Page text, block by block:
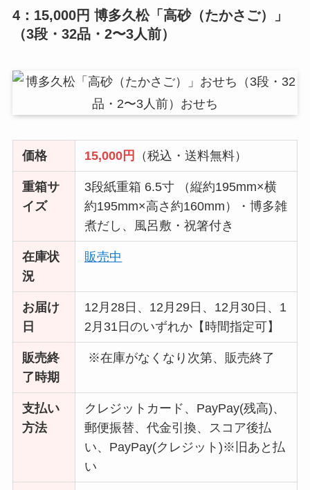
4：15,000円 博多久松「高砂（たかさご）」
（3段・32品・2〜3人前）
価格 15,000円 （税込・送料無料）
重箱サ
イズ
3段紙重箱 6.5寸 （縦約195mm×横
約195mm×高さ約160mm）・博多雑
煮だし、風呂敷・祝箸付き
在庫状
況
販売中
お届け
日
12月28日、12月29日、12月30日、1
2月31日のいずれか【時間指定可】
販売終
了時期
※在庫がなくなり次第、販売終了
支払い
方法
クレジットカード、PayPay(残高)、
郵便振替、代金引換、スコア後払
い、PayPay(クレジット)※旧あと払
い